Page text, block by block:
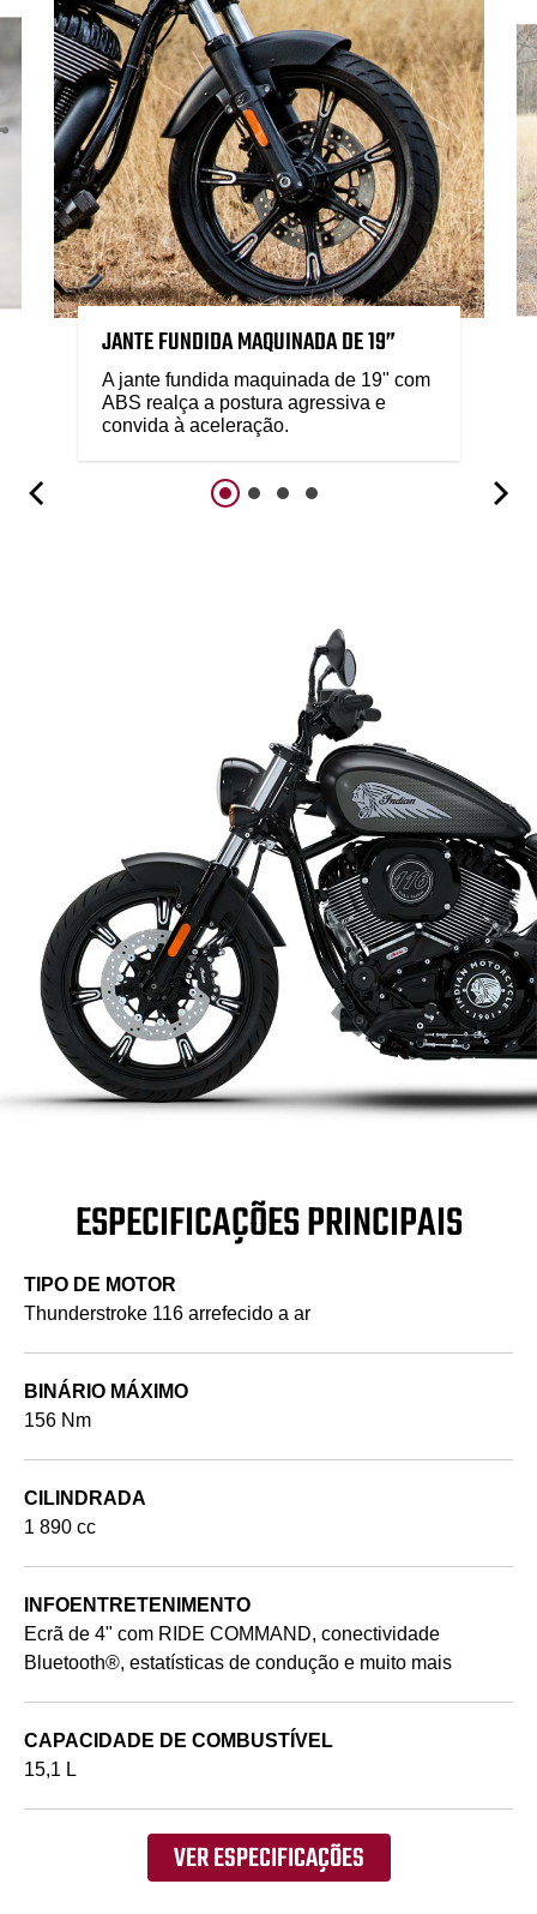
JANTE FUNDIDA MAQUINADA DE 19”
A jante fundida maquinada de 19" com
ABS realça a postura agressiva e
convida à aceleração.
ESPECIFICAÇÕES PRINCIPAIS
TIPO DE MOTOR
Thunderstroke 116 arrefecido a ar
BINÁRIO MÁXIMO
156 Nm
CILINDRADA
1 890 cc
INFOENTRETENIMENTO
Ecrã de 4" com RIDE COMMAND, conectividade
Bluetooth®, estatísticas de condução e muito mais
CAPACIDADE DE COMBUSTÍVEL
15,1 L
VER ESPECIFICAÇÕES